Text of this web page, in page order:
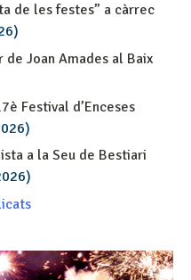
de les festes” a càrrec
de Joan Amades al Baix
Festival d’Enceses
a la Seu de Bestiari